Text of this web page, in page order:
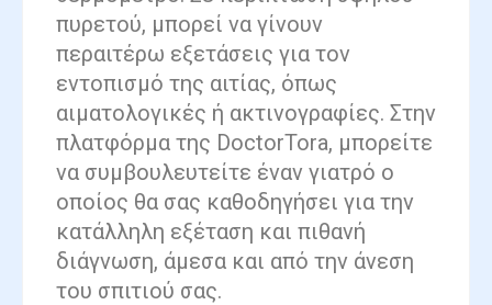
πυρετού, μπορεί να γίνουν
περαιτέρω εξετάσεις για τον
εντοπισμό της αιτίας, όπως
αιματολογικές ή ακτινογραφίες. Στην
πλατφόρμα της DoctorTora, μπορείτε
να συμβουλευτείτε έναν γιατρό ο
οποίος θα σας καθοδηγήσει για την
κατάλληλη εξέταση και πιθανή
διάγνωση, άμεσα και από την άνεση
του σπιτιού σας.